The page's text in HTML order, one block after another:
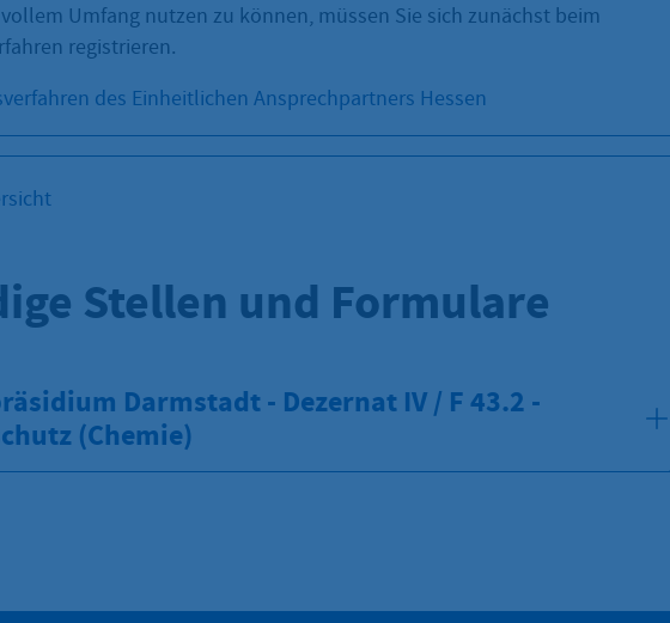
Umfang nutzen zu können, müssen Sie sich zunächst beim
registrieren.
des Einheitlichen Ansprechpartners Hessen
Stellen und Formulare
Darmstadt - Dezernat IV / F 43.2 -
(Chemie)